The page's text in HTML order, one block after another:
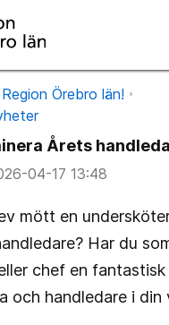
Örebro län!
Årets
04-17 13:48
mött en
Har du
chef en fantastisk
och handledare i din